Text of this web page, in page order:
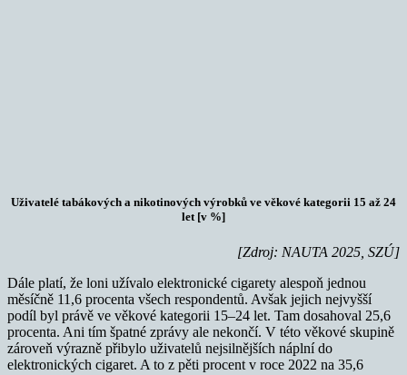
Uživatelé tabákových a nikotinových výrobků ve věkové kategorii 15 až 24
let [v %]
[Zdroj: NAUTA 2025, SZÚ]
Dále platí, že loni užívalo elektronické cigarety alespoň jednou
měsíčně 11,6 procenta všech respondentů. Avšak jejich nejvyšší
podíl byl právě ve věkové kategorii 15–24 let. Tam dosahoval 25,6
procenta. Ani tím špatné zprávy ale nekončí. V této věkové skupině
zároveň výrazně přibylo uživatelů nejsilnějších náplní do
elektronických cigaret. A to z pěti procent v roce 2022 na 35,6